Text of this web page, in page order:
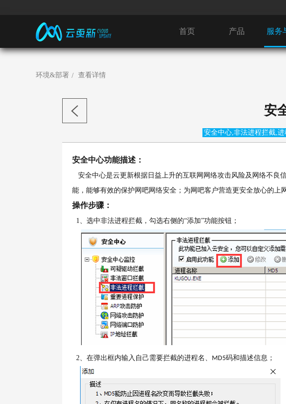
首页 产品 服务
环境&部署 查看详情
安
安全中心,非法进程拦截,
安全中心功能描述：
安全中心是云更新根据日益上升的互联网网络攻击风险及网络不良
能，能够有效的保护网吧网络安全；为网吧客户营造更安全放心的上网
操作步骤：
1、 选中非法进程拦截，勾选右侧的“添加”功能按钮；
2、 在弹出框内输入自己需要拦截的进程名、 MD5码和描述信息；